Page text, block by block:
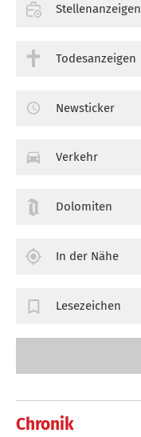
Chronik
Stellenanzeigen
Todesanzeigen
Newsticker
Verkehr
Dolomiten
In der Nähe
Lesezeichen